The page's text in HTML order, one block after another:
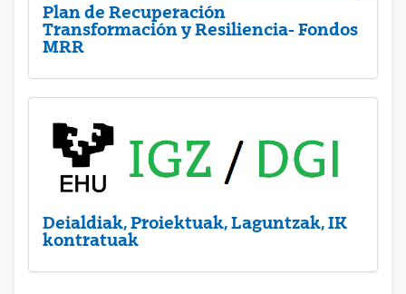
Plan de Recuperación
Transformación y Resiliencia- Fondos
MRR
Deialdiak, Proiektuak, Laguntzak, IK
kontratuak